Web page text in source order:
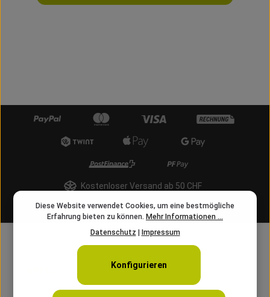
Kostenloser Versand ab 50 CHF
info@angelschnur.ch
Diese Website verwendet Cookies, um eine bestmögliche
Erfahrung bieten zu können. Mehr Informationen ...
Datenschutz
Impressum
Konfigurieren